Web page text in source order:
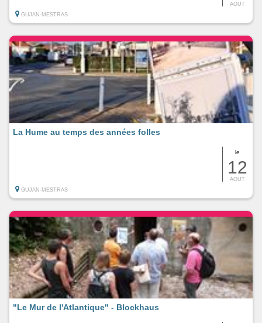
AOUT
GUJAN-MESTRAS
le
12
AOUT
La Hume au temps des années folles
GUJAN-MESTRAS
"Le Mur de l'Atlantique" - Blockhaus